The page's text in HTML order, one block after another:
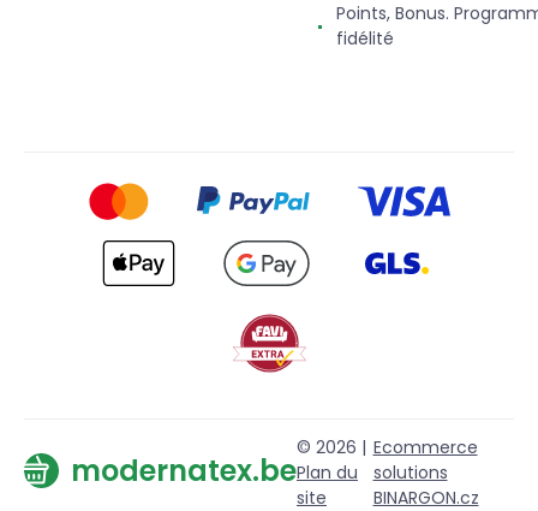
Points, Bonus.
fidélité
modernatex.be
© 2026 |
Plan du
site
Ecommerce
solutions
BINARGON.cz